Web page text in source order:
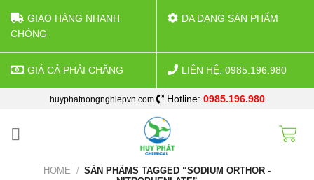
GIAO HÀNG NHANH
CHÓNG
ĐA DẠNG SẢN PHẨM
GIÁ CẢ PHẢI CHĂNG LIÊN HỆ: 0985.196.980
content
huyphatnongnghiepvn.com Hotline: 0985.196.980
HOME / SẢN PHẨMS TAGGED “SODIUM ORTHOR -